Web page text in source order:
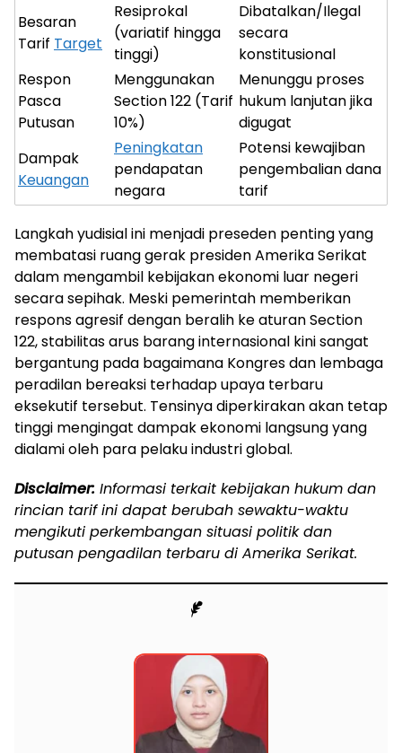
Besaran
Tarif Target
Resiprokal
(variatif hingga
tinggi)
Dibatalkan/Ilegal
secara
konstitusional
Respon
Pasca
Putusan
Menggunakan
Section 122 (Tarif
10%)
Menunggu proses
hukum lanjutan jika
digugat
Dampak
Keuangan
Peningkatan
pendapatan
negara
Potensi kewajiban
pengembalian dana
tarif
Langkah yudisial ini menjadi preseden penting yang
membatasi ruang gerak presiden Amerika Serikat
dalam mengambil kebijakan ekonomi luar negeri
secara sepihak. Meski pemerintah memberikan
respons agresif dengan beralih ke aturan Section
122, stabilitas arus barang internasional kini sangat
bergantung pada bagaimana Kongres dan lembaga
peradilan bereaksi terhadap upaya terbaru
eksekutif tersebut. Tensinya diperkirakan akan tetap
tinggi mengingat dampak ekonomi langsung yang
dialami oleh para pelaku industri global.
Disclaimer: Informasi terkait kebijakan hukum dan
rincian tarif ini dapat berubah sewaktu-waktu
mengikuti perkembangan situasi politik dan
putusan pengadilan terbaru di Amerika Serikat.